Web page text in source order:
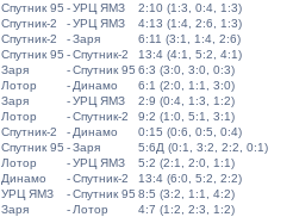
Спутник 95 -УРЦ ЯМЗ
2:10 (1:3, 0:4, 1:3)
Спутник-2 -УРЦ ЯМЗ
4:13 (1:4, 2:6, 1:3)
Спутник-2 -Заря
6:11 (3:1, 1:4, 2:6)
Спутник 95 -Спутник-2
13:4 (4:1, 5:2, 4:1)
Заря -Спутник 95 6:3 (3:0, 3:0, 0:3)
Лотор - Динамо
6:1 (2:0, 1:1, 3:0)
Заря -УРЦ ЯМЗ
2:9 (0:4, 1:3, 1:2)
Лотор -Спутник-2
9:2 (1:0, 5:1, 3:1)
Спутник-2 - Динамо
0:15 (0:6, 0:5, 0:4)
Спутник 95 -Заря
5:6Д (0:1, 3:2, 2:2, 0:1)
Лотор -УРЦ ЯМЗ
5:2 (2:1, 2:0, 1:1)
Динамо -Спутник-2
13:4 (6:0, 5:2, 2:2)
УРЦ ЯМЗ -Спутник 95 8:5 (3:2, 1:1, 4:2)
Заря - Лотор
4:7 (1:2, 2:3, 1:2)